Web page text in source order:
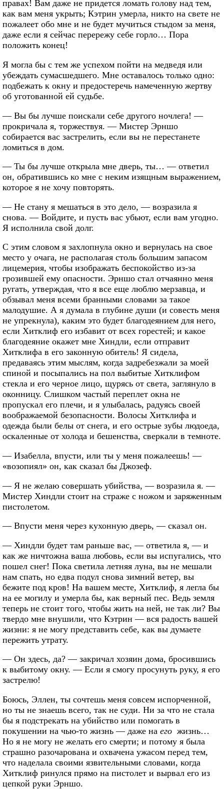
правах! Вам даже не придется ломать голову над тем,
как вам меня укрыть; Кэтрин умерла, никто на свете не
пожалеет обо мне и не будет мучиться стыдом за меня,
даже если я сейчас перережу себе горло… Пора
положить конец!
Я могла бы с тем же успехом пойти на медведя или
убеждать сумасшедшего. Мне оставалось только одно:
подбежать к окну и предостеречь намеченную жертву
об уготованной ей судьбе.
— Вы бы лучше поискали себе другого ночлега! —
прокричала я, торжествуя. — Мистер Эрншо
собирается вас застрелить, если вы не перестанете
ломиться в дом.
— Ты бы лучше открыла мне дверь, ты… — ответил
он, обратившись ко мне с неким изящным выражением,
которое я не хочу повторять.
— Не стану я мешаться в это дело, — возразила я
снова. — Войдите, и пусть вас убьют, если вам угодно.
Я исполнила свой долг.
С этим словом я захлопнула окно и вернулась на свое
место у очага, не располагая столь большим запасом
лицемерия, чтобы изображать беспокойство из-за
грозившей ему опасности. Эрншо стал отчаянно меня
ругать, утверждая, что я все еще люблю мерзавца, и
обзывал меня всеми бранными словами за такое
малодушие. А я думала в глубине души (и совесть меня
не упрекнула), каким это будет благодеянием для него,
если Хитклиф его избавит от всех горестей; и какое
благодеяние окажет мне Хиндли, если отправит
Хитклифа в его законную обитель! Я сидела,
предаваясь этим мыслям, когда задребезжали за моей
спиной и посыпались на пол выбитые Хитклифом
стекла и его черное лицо, щурясь от света, заглянуло в
оконницу. Слишком частый переплет окна не
пропускал его плечи, и я улыбалась, радуясь своей
воображаемой безопасности. Волосы Хитклифа и
одежда были белы от снега, и его острые зубы людоеда,
оскаленные от холода и бешенства, сверкали в темноте.
— Изабелла, впусти, или ты у меня пожалеешь! —
«возопиял» он, как сказал бы Джозеф.
— Я не желаю совершать убийства, — возразила я. —
Мистер Хиндли стоит на страже с ножом и заряженным
пистолетом.
— Впусти меня через кухонную дверь, — сказал он.
— Хиндли будет там раньше вас, — ответила я, — и
как же ничтожна ваша любовь, если вы испугались, что
пошел снег! Пока светила летняя луна, вы не мешали
нам спать, но едва подул снова зимний ветер, вы
бежите под кров! На вашем месте, Хитклиф, я легла бы
на ее могилу и умерла бы, как верный пес. Ведь земля
теперь не стоит того, чтобы жить на ней, не так ли? Вы
твердо мне внушили, что Кэтрин — вся радость вашей
жизни: я не могу представить себе, как вы думаете
пережить утрату.
— Он здесь, да? — закричал хозяин дома, бросившись
к выбитому окну. — Если я смогу просунуть руку, я его
застрелю!
Боюсь, Эллен, ты сочтешь меня совсем испорченной,
но ты не знаешь всего, так не суди. Ни за что не стала
бы я подстрекать на убийство или помогать в
покушении на чью-то жизнь — даже на его жизнь…
Но я не могу не желать его смерти; и потому я была
страшно разочарована и охвачена ужасом перед тем,
что наделала своими язвительными словами, когда
Хитклиф ринулся прямо на пистолет и вырвал его из
цепкой руки Эрншо.